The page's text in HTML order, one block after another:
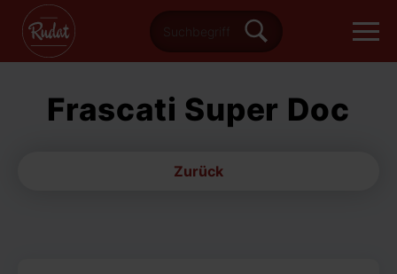
Frascati Super Doc
Zurück